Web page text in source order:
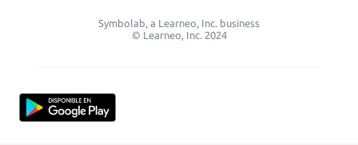
Symbolab, a Learneo, Inc. business
© Learneo, Inc. 2024